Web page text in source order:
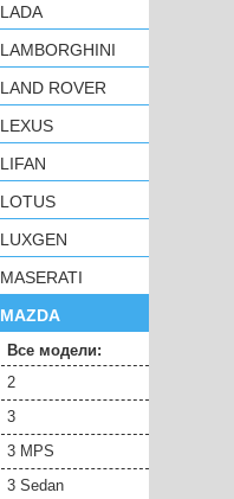
LADA
LAMBORGHINI
LAND ROVER
LEXUS
LIFAN
LOTUS
LUXGEN
MASERATI
MAZDA
Все модели:
2
3
3 MPS
3 Sedan